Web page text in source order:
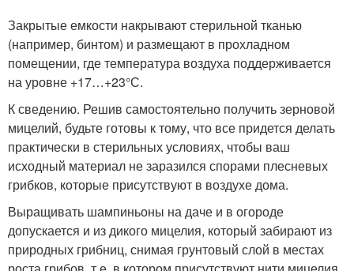
Закрытые емкости накрывают стерильной тканью
(например, бинтом) и размещают в прохладном
помещении, где температура воздуха поддерживается
на уровне +17…+23°С.
К сведению. Решив самостоятельно получить зерновой
мицелий, будьте готовы к тому, что все придется делать
практически в стерильных условиях, чтобы ваш
исходный материал не заразился спорами плесневых
грибков, которые присутствуют в воздухе дома.
Выращивать шампиньоны на даче и в огороде
допускается и из дикого мицелия, который забирают из
природных грибниц, снимая грунтовый слой в местах